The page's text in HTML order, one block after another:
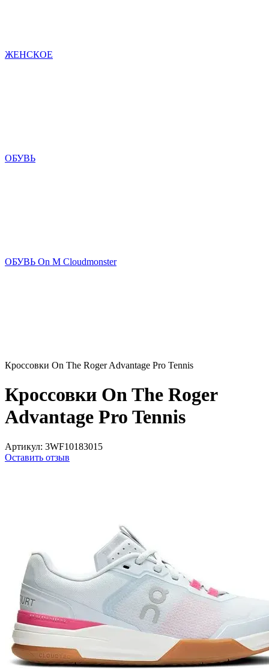
ЖЕНСКОЕ
ОБУВЬ
ОБУВЬ On M Cloudmonster
Кроссовки On The Roger Advantage Pro Tennis
Кроссовки On The Roger
Advantage Pro Tennis
Артикул: 3WF10183015
Оставить отзыв